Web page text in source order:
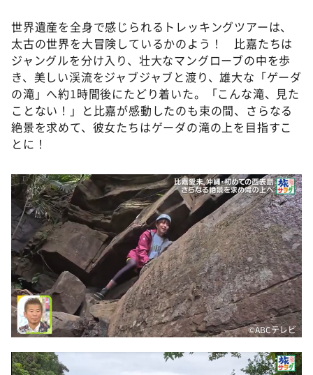
世界遺産を全身で感じられるトレッキングツアーは、
太古の世界を大冒険しているかのよう！ 比嘉たちは
ジャングルを分け入り、壮大なマングローブの中を歩
き、美しい渓流をジャブジャブと渡り、雄大な「ゲーダ
の滝」へ約1時間後にたどり着いた。「こんな滝、見た
ことない！」と比嘉が感動したのも束の間、さらなる
絶景を求めて、彼女たちはゲーダの滝の上を目指すこ
とに！
©️ABCテレビ